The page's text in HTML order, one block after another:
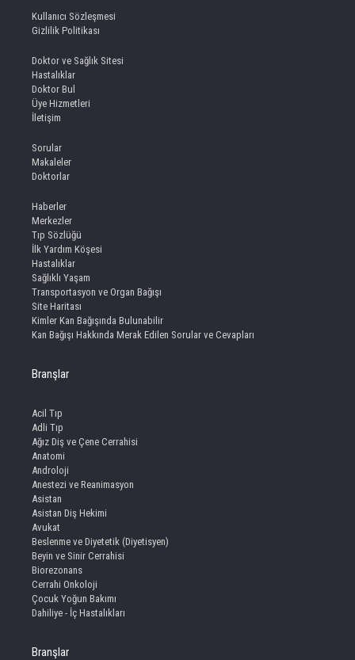
Kullanıcı Sözleşmesi
Gizlilik Politikası
Doktor ve Sağlık Sitesi
Hastalıklar
Doktor Bul
Üye Hizmetleri
İletişim
Sorular
Makaleler
Doktorlar
Haberler
Merkezler
Tıp Sözlüğü
İlk Yardım Köşesi
Hastalıklar
Sağlıklı Yaşam
Transportasyon ve Organ Bağışı
Site Haritası
Kimler Kan Bağışında Bulunabilir
Kan Bağışı Hakkında Merak Edilen Sorular ve Cevapları
Branşlar
Acil Tıp
Adli Tıp
Ağız Diş ve Çene Cerrahisi
Anatomi
Androloji
Anestezi ve Reanimasyon
Asistan
Asistan Diş Hekimi
Avukat
Beslenme ve Diyetetik (Diyetisyen)
Beyin ve Sinir Cerrahisi
Biorezonans
Cerrahi Onkoloji
Çocuk Yoğun Bakımı
Dahiliye - İç Hastalıkları
Branşlar